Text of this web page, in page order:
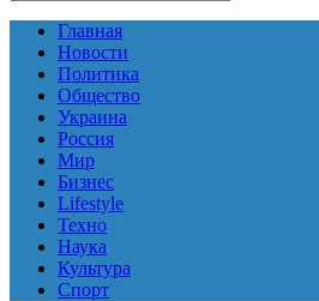
Главная
Новости
Политика
Общество
Украина
Россия
Мир
Бизнес
Lifestyle
Техно
Наука
Культура
Спорт